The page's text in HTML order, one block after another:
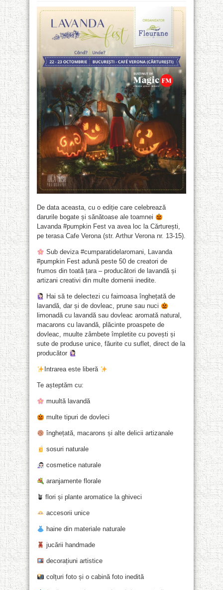
De data aceasta, cu o ediție care celebrează
darurile bogate și sănătoase ale toamnei
Lavanda #pumpkin Fest va avea loc la Cărturești,
pe terasa Cafe Verona (str. Arthur Verona nr. 13-15).
Sub deviza #cumparatidelaromani, Lavanda
#pumpkin Fest adună peste 50 de creatori de
frumos din toată țara – producători de lavandă și
artizani creativi din multe domenii inedite.
Hai să te delectezi cu faimoasa înghețată de
lavandă, dar și de dovleac, prune sau nuci
limonadă cu lavandă sau dovleac aromată natural,
macarons cu lavandă, plăcinte proaspete de
dovleac, muulte zâmbete împletite cu povești și
sute de produse unice, făurite cu suflet, direct de la
producător
Intrarea este liberă
Te așteptăm cu:
muultă lavandă
multe tipuri de dovleci
înghețată, macarons și alte delicii artizanale
sosuri naturale
cosmetice naturale
aranjamente florale
🪴 flori și plante aromatice la ghiveci
accesorii unice
haine din materiale naturale
jucării handmade
decorațiuni artistice
colțuri foto și o cabină foto inedită